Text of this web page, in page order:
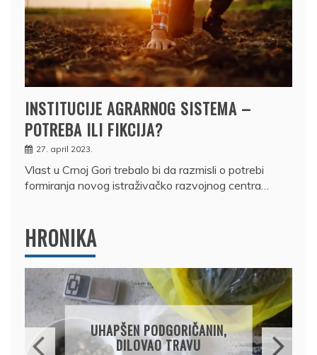
INSTITUCIJE AGRARNOG SISTEMA –
POTREBA ILI FIKCIJA?
27. april 2023.
Vlast u Crnoj Gori trebalo bi da razmisli o potrebi
formiranja novog istraživačko razvojnog centra…
HRONIKA
UHAPŠEN PODGORIČANIN,
DILOVAO TRAVU